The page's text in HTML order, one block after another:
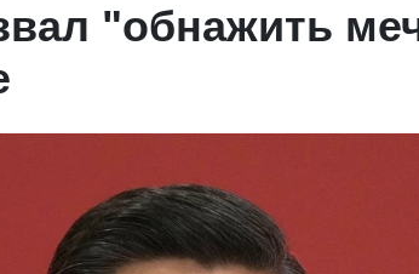
"обнажить